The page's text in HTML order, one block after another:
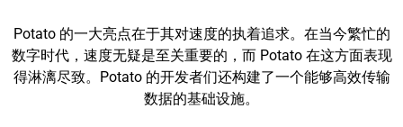
Potato 的一大亮点在于其对速度的执着追求。在当今繁忙的
数字时代，速度无疑是至关重要的，而 Potato 在这方面表现
得淋漓尽致。Potato 的开发者们还构建了一个能够高效传输
数据的基础设施。